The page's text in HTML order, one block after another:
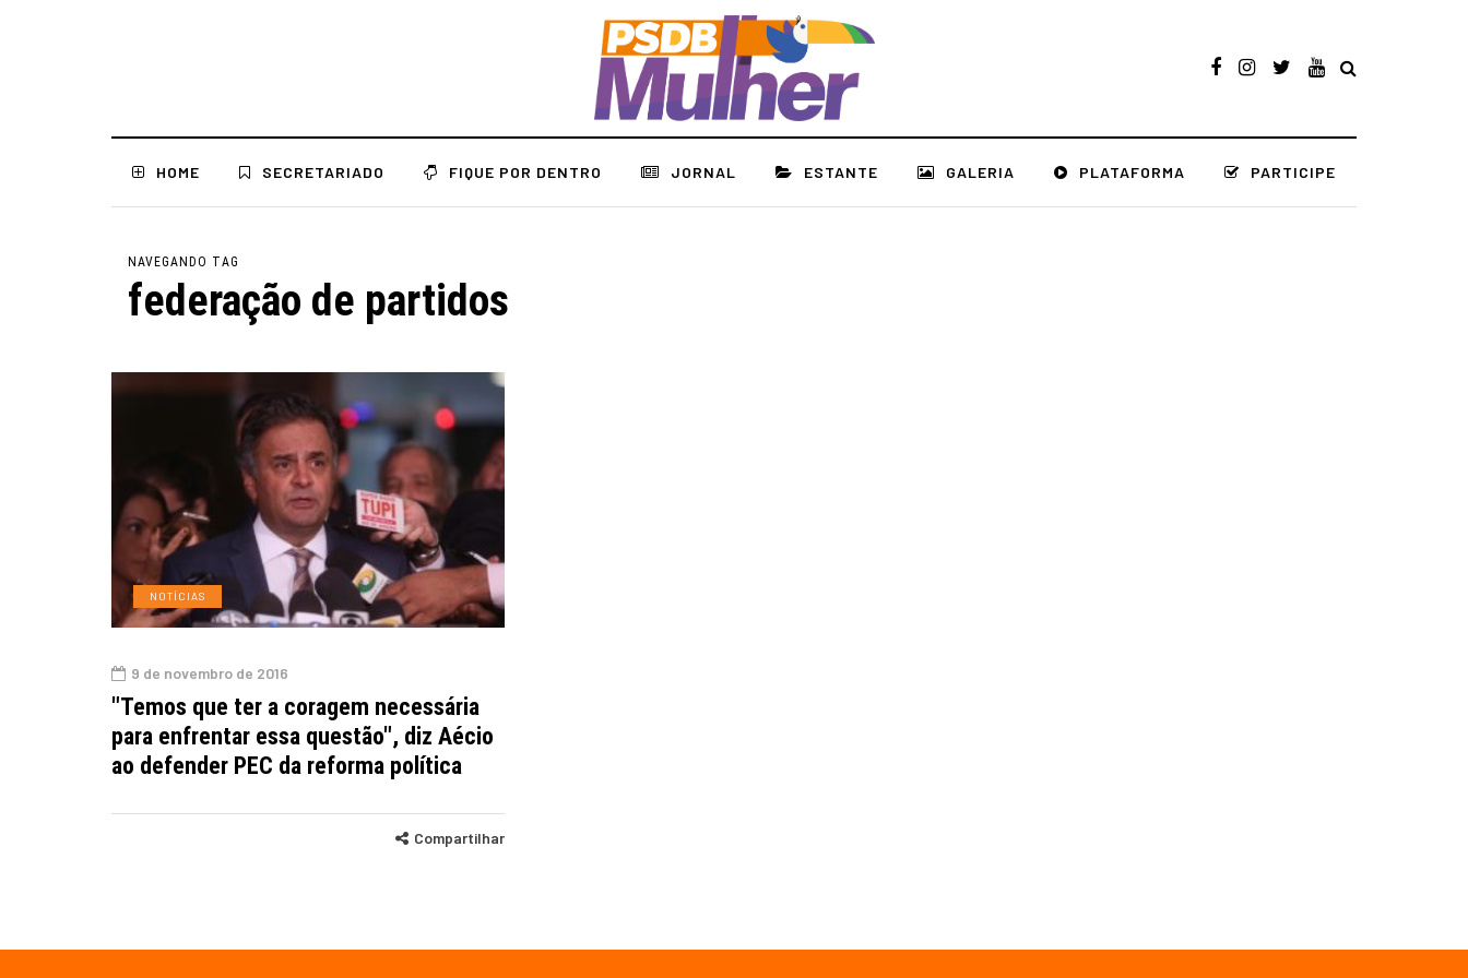
HOME SECRETARIADO FIQUE POR DENTRO JORNAL ESTANTE GALERIA PLATAFORMA PARTICIPE
NAVEGANDO TAG
federação de partidos
NOTÍCIAS
9 de novembro de 2016
"Temos que ter a coragem necessária
para enfrentar essa questão", diz Aécio
ao defender PEC da reforma política
Compartilhar